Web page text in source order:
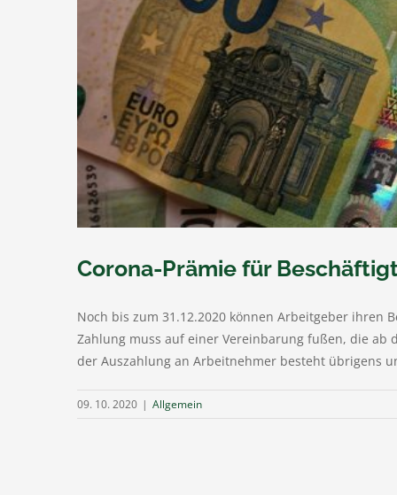
Corona-Prämie für
Noch bis zum 31.12.2020 können Arbeitgeber ihren
Zahlung muss auf einer Vereinbarung fußen, die ab
der Auszahlung an Arbeitnehmer besteht übrigens
09. 10. 2020 | Allgemein